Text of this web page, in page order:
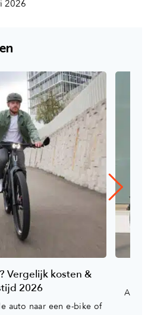
2026
Vergelijk kosten &
2026
auto naar een e-bike of
Al